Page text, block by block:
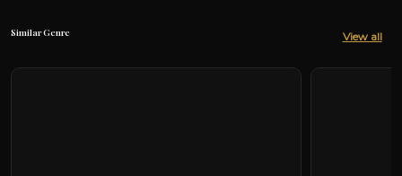
Similar Genre View all